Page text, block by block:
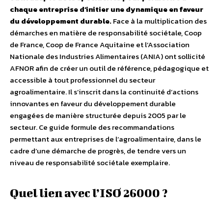
chaque entreprise d’initier une dynamique en faveur
du développement durable.Face à la multiplication des
démarches en matière de responsabilité sociétale, Coop
de France, Coop de France Aquitaine et l’Association
Nationale des Industries Alimentaires (ANIA) ont sollicité
AFNOR afin de créer un outil de référence, pédagogique et
accessible à tout professionnel du secteur
agroalimentaire. Il s’inscrit dans la continuité d’actions
innovantes en faveur du développement durable
engagées de manière structurée depuis 2005 par le
secteur. Ce guide formule des recommandations
permettant aux entreprises de l’agroalimentaire, dans le
cadre d’une démarche de progrès, de tendre vers un
niveau de responsabilité sociétale exemplaire.
Quel lien avec l’ISO 26000 ?